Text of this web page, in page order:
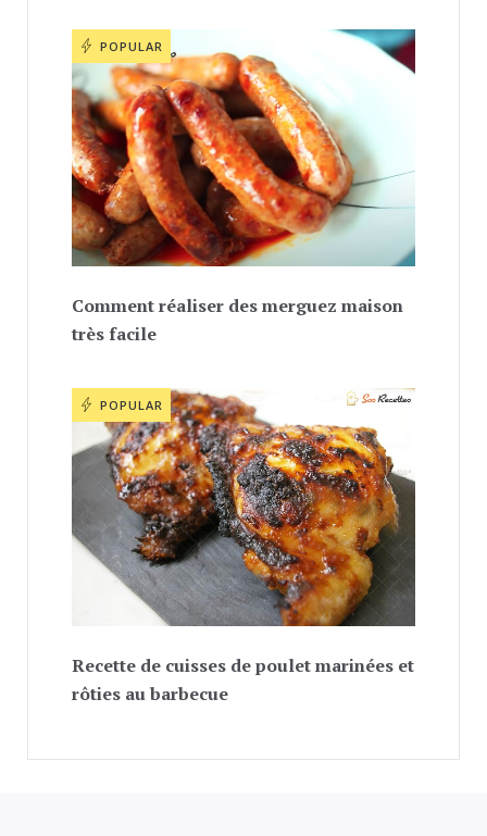
POPULAR
Comment réaliser des merguez maison
très facile
POPULAR
Recette de cuisses de poulet marinées et
rôties au barbecue